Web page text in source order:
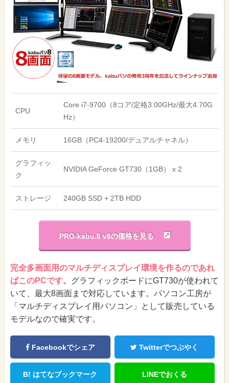
CPU
Core i7-9700（8コア/定格3.00GHz/最大4.70G
Hz）
メモリ 16GB（PC4-19200/デュアルチャネル）
グラフィッ
ク
NVIDIA GeForce GT730（1GB） x 2
ストレージ 240GB SSD + 2TB HDD
PRO-kabu.8 v8の価格を見る
完全多画面用のマルチディスプレイ環境を作るのであれ
ばこのPCです。 グラフィックボードにGT730が使われて
いて、最大8画面まで対応しています。パソコン工房が
「マルチディスプレイ用パソコン」として販売している
モデルなので確実です。
Facebookでシェア Twitterでつぶやく
B! はてなブックマーク LINEでおくる